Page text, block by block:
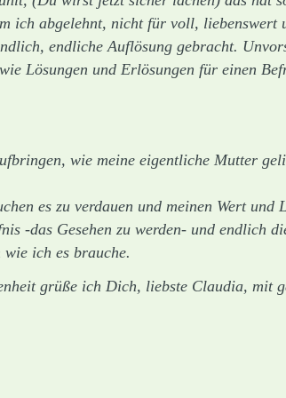
ich abgelehnt, nicht für voll,
endliche Auflösung gebracht.
Lösungen und Erlösungen für einen
wie meine eigentliche Mutter
es zu verdauen und meinen Wert
-das Gesehen zu werden- und endlich
ich es brauche.
grüße ich Dich, liebste Claudia, mit